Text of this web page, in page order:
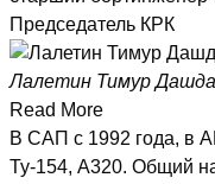
Председатель КРК
Лалетин Тимур
Read More
В САП с 1992 года, в
Ту-154, А320. Общий